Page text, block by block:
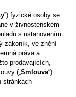
”) fyzické osoby se
v živnostenském
s ustanovením
zákoník, ve znění
práva a
prodávajících,
(„ Smlouva“)
stránkách